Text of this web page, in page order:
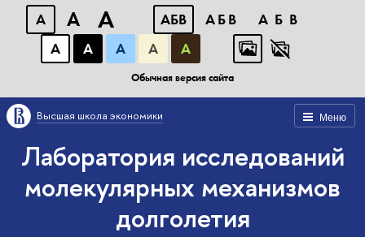
A A A АБВ АБВ
АБВ
А
А А А А
Обычная версия сайта
Меню
Высшая школа экономики
Лаборатория исследований
молекулярных механизмов
долголетия